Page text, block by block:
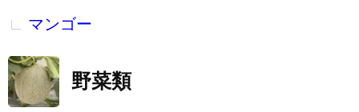
マンゴー
野菜類